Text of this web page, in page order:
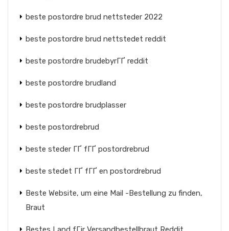
beste postordre brud nettsteder 2022
beste postordre brud nettstedet reddit
beste postordre brudebyrГҐ reddit
beste postordre brudland
beste postordre brudplasser
beste postordrebrud
beste steder ГҐ fГҐ postordrebrud
beste stedet ГҐ fГҐ en postordrebrud
Beste Website, um eine Mail -Bestellung zu finden,
Braut